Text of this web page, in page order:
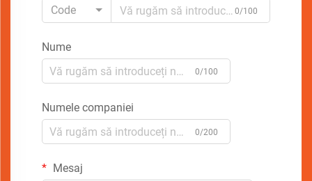
Code 0/100
Nume
0/100
Numele companiei
0/200
Mesaj